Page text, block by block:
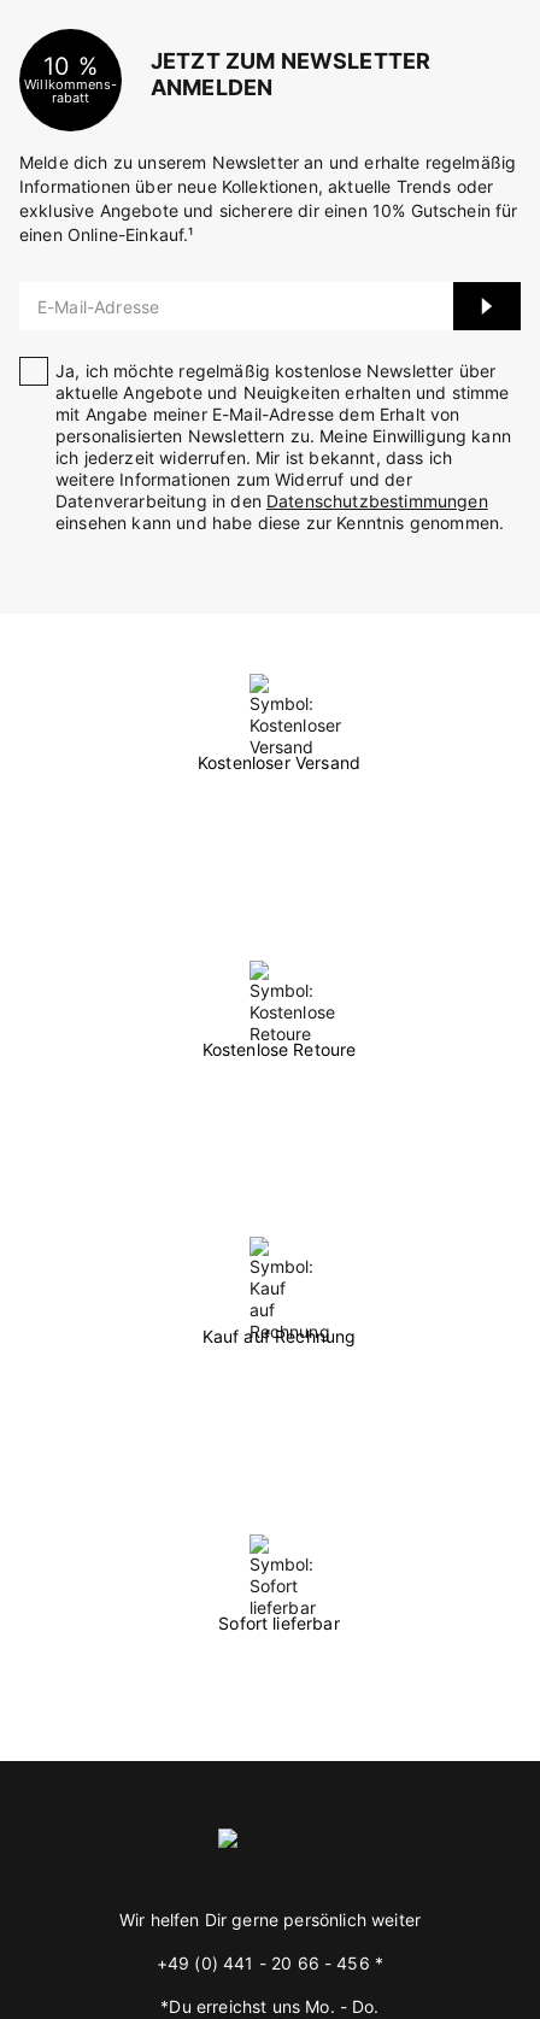
10 %
Willkommens-
rabatt
JETZT ZUM NEWSLETTER
ANMELDEN
Melde dich zu unserem Newsletter an und erhalte regelmäßig
Informationen über neue Kollektionen, aktuelle Trends oder
exklusive Angebote und sicherere dir einen 10% Gutschein für
einen Online-Einkauf.¹
E-Mail-Adresse
Ja, ich möchte regelmäßig kostenlose Newsletter über
aktuelle Angebote und Neuigkeiten erhalten und stimme
mit Angabe meiner E-Mail-Adresse dem Erhalt von
personalisierten Newslettern zu. Meine Einwilligung kann
ich jederzeit widerrufen. Mir ist bekannt, dass ich
weitere Informationen zum Widerruf und der
Datenverarbeitung in den Datenschutzbestimmungen
einsehen kann und habe diese zur Kenntnis genommen.
Kostenloser Versand
Kostenlose Retoure
Kauf auf Rechnung
Sofort lieferbar
Wir helfen Dir gerne persönlich weiter
+49 (0) 441 - 20 66 - 456 *
*Du erreichst uns Mo. - Do.